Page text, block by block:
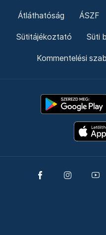
Átláthatóság ÁSZF
Sütitájékoztató Süti
Kommentelési